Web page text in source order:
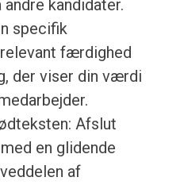
kandidater.
specifik
færdighed
der viser din værdi
Afslut
en glidende
af